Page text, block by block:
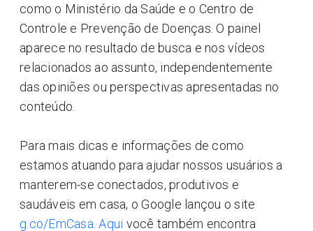
como o Ministério da Saúde e o Centro de
Controle e Prevenção de Doenças. O painel
aparece no resultado de busca e nos vídeos
relacionados ao assunto, independentemente
das opiniões ou perspectivas apresentadas no
conteúdo.
Para mais dicas e informações de como
estamos atuando para ajudar nossos usuários a
manterem-se conectados, produtivos e
saudáveis em casa, o Google lançou o site
g.co/EmCasa .Aqui você também encontra